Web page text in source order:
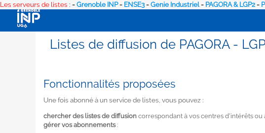
Les serveurs de listes : -Grenoble INP- ENSE3-Genie Industriel- PAGORA & LGP2-
Listes de diffusion de PAGORA -
Fonctionnalités proposées
Une fois abonné à un service de listes, vous pouvez :
chercher des listes de diffusion correspondant à vos centres d'intérêts
gérer vos abonnements: